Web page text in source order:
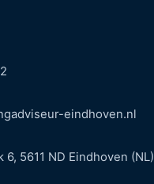
eindhoven.nl
6, 5611 ND Eindhoven (NL)